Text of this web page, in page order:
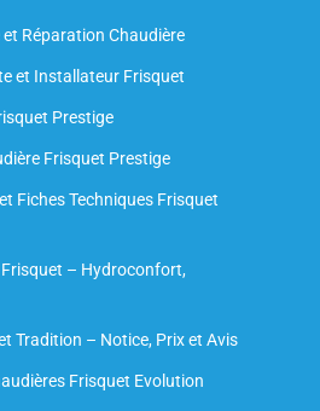
et Réparation Chaudière
et Installateur Frisquet
Prestige
Frisquet Prestige
Fiches Techniques Frisquet
– Hydroconfort,
Tradition – Notice, Prix et Avis
Frisquet Evolution